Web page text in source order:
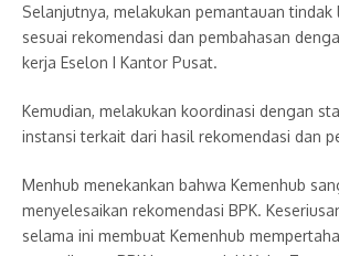
Selanjutnya, melakukan pemantauan tindak
sesuai rekomendasi dan pembahasan
kerja Eselon I Kantor Pusat.
Kemudian, melakukan koordinasi dengan
instansi terkait dari hasil rekomendasi dan
Menhub menekankan bahwa Kemenhub
menyelesaikan rekomendasi BPK.
selama ini membuat Kemenhub